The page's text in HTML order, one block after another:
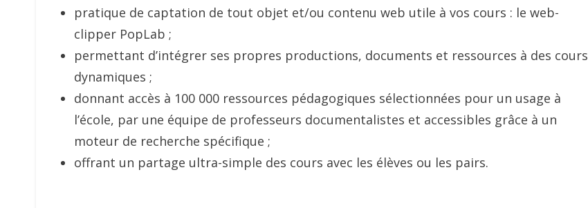
pratique de captation de tout objet et/ou contenu web utile à vos cours : le web-
clipper PopLab ;
permettant d’intégrer ses propres productions, documents et ressources à des cours
dynamiques ;
donnant accès à 100 000 ressources pédagogiques sélectionnées pour un usage à
l’école, par une équipe de professeurs documentalistes et accessibles grâce à un
moteur de recherche spécifique ;
offrant un partage ultra-simple des cours avec les élèves ou les pairs.